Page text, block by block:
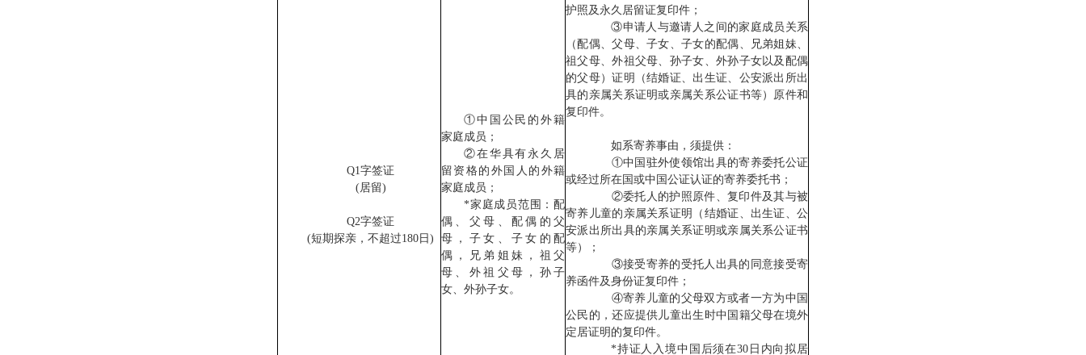
Q1字签证
(居留)
Q2字签证
(短期探亲，不超过180日)
①中国公民的外籍
家庭成员；
②在华具有永久居
留资格的外国人的外籍
家庭成员；
*家庭成员范围：配
偶、父母、配偶的父
母，子女、子女的配
偶，兄弟姐妹，祖父
母、外祖父母，孙子
女、外孙子女。
护照及永久居留证复印件；
③申请人与邀请人之间的家庭成员关系
（配偶、父母、子女、子女的配偶、兄弟姐妹、
祖父母、外祖父母、孙子女、外孙子女以及配偶
的父母）证明（结婚证、出生证、公安派出所出
具的亲属关系证明或亲属关系公证书等）原件和
复印件。
如系寄养事由，须提供：
①中国驻外使领馆出具的寄养委托公证
或经过所在国或中国公证认证的寄养委托书；
②委托人的护照原件、复印件及其与被
寄养儿童的亲属关系证明（结婚证、出生证、公
安派出所出具的亲属关系证明或亲属关系公证书
等）；
③接受寄养的受托人出具的同意接受寄
养函件及身份证复印件；
④寄养儿童的父母双方或者一方为中国
公民的，还应提供儿童出生时中国籍父母在境外
定居证明的复印件。
*持证人入境中国后须在30日内向拟居